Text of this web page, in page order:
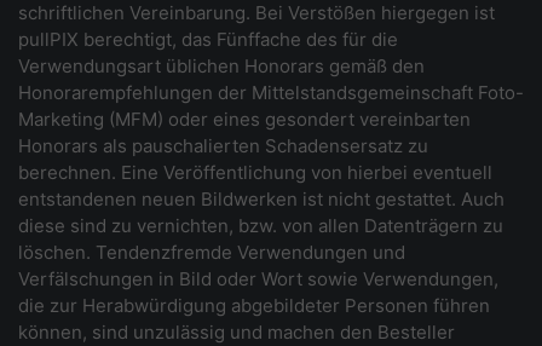
schriftlichen Vereinbarung. Bei Verstößen hiergegen ist
pullPIX berechtigt, das Fünffache des für die
Verwendungsart üblichen Honorars gemäß den
Honorarempfehlungen der Mittelstandsgemeinschaft Foto-
Marketing (MFM) oder eines gesondert vereinbarten
Honorars als pauschalierten Schadensersatz zu
berechnen. Eine Veröffentlichung von hierbei eventuell
entstandenen neuen Bildwerken ist nicht gestattet. Auch
diese sind zu vernichten, bzw. von allen Datenträgern zu
löschen. Tendenzfremde Verwendungen und
Verfälschungen in Bild oder Wort sowie Verwendungen,
die zur Herabwürdigung abgebildeter Personen führen
können, sind unzulässig und machen den Besteller